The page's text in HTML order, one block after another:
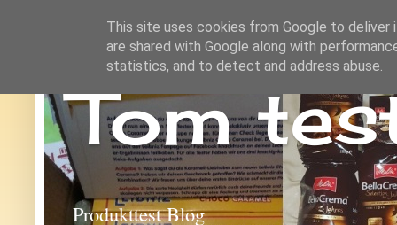
Tom
Produkttest Blog
This site uses cookies from Google to deliver
are shared with Google along with
statistics, and to detect and address abuse.